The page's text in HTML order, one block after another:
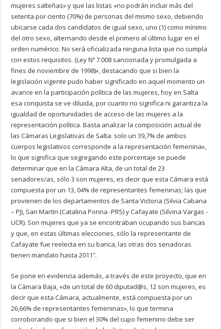
mujeres salteñas» y que las listas «no podrán incluir más del
setenta por ciento (70%) de personas del mismo sexo, debiendo
ubicarse cada dos candidatos de igual sexo, uno (1) como mínimo
del otro sexo, alternando desde el primero al último lugar en el
orden numérico. No será oficializada ninguna lista que no cumpla
con estos requisitos. (Ley Nº 7.008 sancionada y promulgada a
fines de noviembre de 1998)», destacando que si bien la
legislación vigente pudo haber significado en aquel momento un
avance en la participación política de las mujeres, hoy en Salta
esa conquista se ve diluida, por cuanto no significa ni garantiza la
igualdad de oportunidades de acceso de las mujeres a la
representación política. Basta analizar la composición actual de
las Cámaras Legislativas de Salta: solo un 39,7% de ambos
cuerpos legislativos corresponde a la representación femenina»,
lo que significa que segregando este porcentaje se puede
determinar que en la Cámara Alta, de un total de 23
senadores/as, sólo 3 son mujeres, es decir que esta Cámara está
compuesta por un 13, 04% de representantes femeninas; las que
provienen de los departamentos de Santa Victoria (Silvia Cabana
– PJ), San Martín (Catalina Ponna -PRS) y Cafayate (Silvina Vargas -
UCR). Son mujeres que ya se encontraban ocupando sus bancas
y que, en estas últimas elecciones, sólo la representante de
Cafayate fue reelecta en su banca, las otras dos senadoras
tienen mandato hasta 2011″.
Se pone en evidencia además, a través de este proyecto, que en
la Cámara Baja, «de un total de 60 diputad@s, 12 son mujeres, es
decir que esta Cámara, actualmente, está compuesta por un
26,66% de representantes femeninas», lo que termina
corroborando que si bien el 30% del cupo femenino debe ser